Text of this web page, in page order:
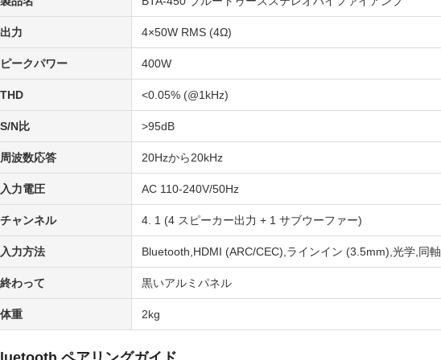
出力 4×50W RMS (4Ω)
ピークパワー 400W
THD <0.05% (@1kHz)
S/N比 >95dB
周波数応答 20Hzから20kHz
入力電圧 AC 110-240V/50Hz
チャンネル 4. 1 (4 スピーカー出力 + 1 サブウーファー)
入力方法 Bluetooth,HDMI (ARC/CEC),ラインイン (3.5mm),光学,同軸
終わって 黒いアルミパネル
体重 2kg